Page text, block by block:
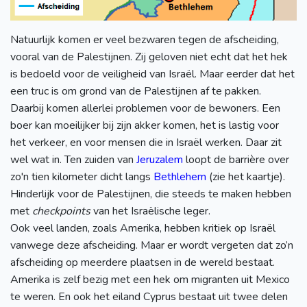
Natuurlijk komen er veel bezwaren tegen de afscheiding,
vooral van de Palestijnen. Zij geloven niet echt dat het hek
is bedoeld voor de veiligheid van Israël. Maar eerder dat het
een truc is om grond van de Palestijnen af te pakken.
Daarbij komen allerlei problemen voor de bewoners. Een
boer kan moeilijker bij zijn akker komen, het is lastig voor
het verkeer, en voor mensen die in Israël werken. Daar zit
wel wat in. Ten zuiden van Jeruzalem loopt de barrière over
zo'n tien kilometer dicht langs Bethlehem (zie het kaartje).
Hinderlijk voor de Palestijnen, die steeds te maken hebben
met checkpointsvan het Israëlische leger.
Ook veel landen, zoals Amerika, hebben kritiek op Israël
vanwege deze afscheiding. Maar er wordt vergeten dat zo’n
afscheiding op meerdere plaatsen in de wereld bestaat.
Amerika is zelf bezig met een hek om migranten uit Mexico
te weren. En ook het eiland Cyprus bestaat uit twee delen